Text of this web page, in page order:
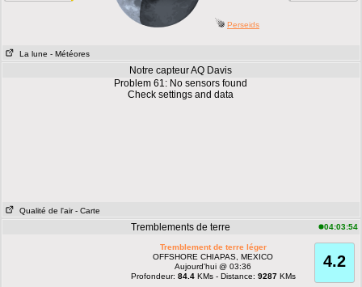
Perseids
La lune - Météores
Notre capteur AQ Davis
Problem 61: No sensors found
Check settings and data
Qualité de l'air - Carte
Tremblements de terre 04:03:54
4.2
Tremblement de terre léger
OFFSHORE CHIAPAS, MEXICO
Aujourd'hui @ 03:36
Profondeur: 84.4KMs - Distance: 9287KMs